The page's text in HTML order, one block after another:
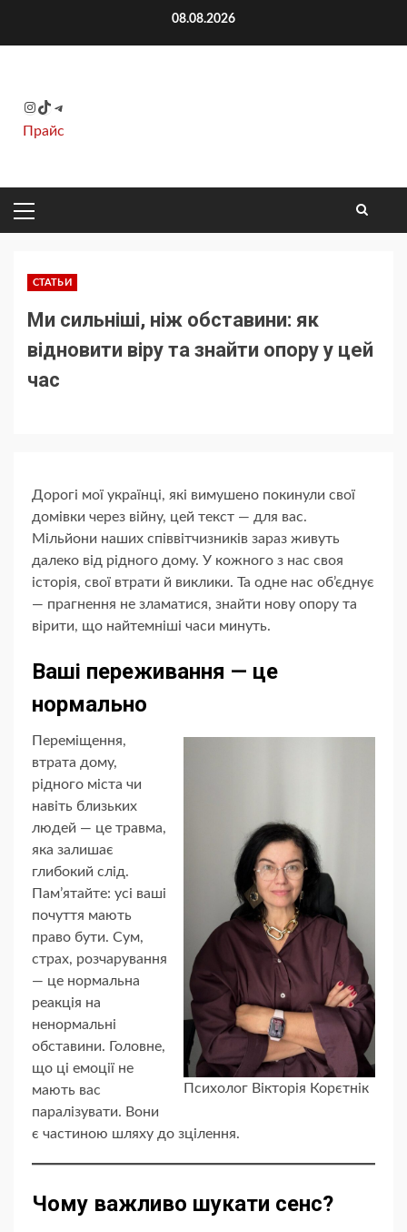
08.08.2026
Instagram
TikTok
Telegram
Прайс
ОСНОВНОЕ
МЕНЮ
СТАТЬИ
Ми сильніші, ніж обставини: як
відновити віру та знайти опору у цей
час
Дорогі мої українці, які вимушено покинули свої
домівки через війну, цей текст — для вас.
Мільйони наших співвітчизників зараз живуть
далеко від рідного дому. У кожного з нас своя
історія, свої втрати й виклики. Та одне нас об’єднує
— прагнення не зламатися, знайти нову опору та
вірити, що найтемніші часи минуть.
Ваші переживання — це
нормально
Психолог Вікторія Корєтнік
Переміщення,
втрата дому,
рідного міста чи
навіть близьких
людей — це травма,
яка залишає
глибокий слід.
Пам’ятайте: усі ваші
почуття мають
право бути. Сум,
страх, розчарування
— це нормальна
реакція на
ненормальні
обставини. Головне,
що ці емоції не
мають вас
паралізувати. Вони
є частиною шляху до зцілення.
Чому важливо шукати сенс?